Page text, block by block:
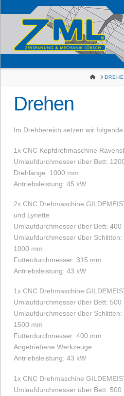
HOME
Drehen
Im Drehbereich setzen wir
1x CNC Kopfdrehmaschine
Umlaufdurchmesser über Bett:
Drehlänge: 1000 mm
Antriebsleistung: 45 kW
2x CNC Drehmaschine
und Lynette
Umlaufdurchmesser über Bett: 400
Umlaufdurchmesser über
1000 mm
Futterdurchmesser: 315 mm
Antriebsleistung: 43 kW
1x CNC Drehmaschine
Umlaufdurchmesser über Bett: 500
Umlaufdurchmesser über
1500 mm
Futterdurchmesser: 400 mm
Angetriebene Werkzeuge
Antriebsleistung: 43 kW
1x CNC Drehmaschine
Umlaufdurchmesser über Bett: 500